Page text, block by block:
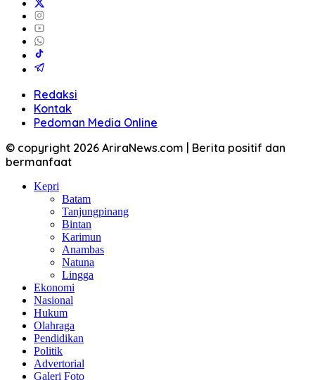
Redaksi
Kontak
Pedoman Media Online
© copyright 2026 AriraNews.com | Berita positif dan
bermanfaat
Kepri
Batam
Tanjungpinang
Bintan
Karimun
Anambas
Natuna
Lingga
Ekonomi
Nasional
Hukum
Olahraga
Pendidikan
Politik
Advertorial
Galeri Foto